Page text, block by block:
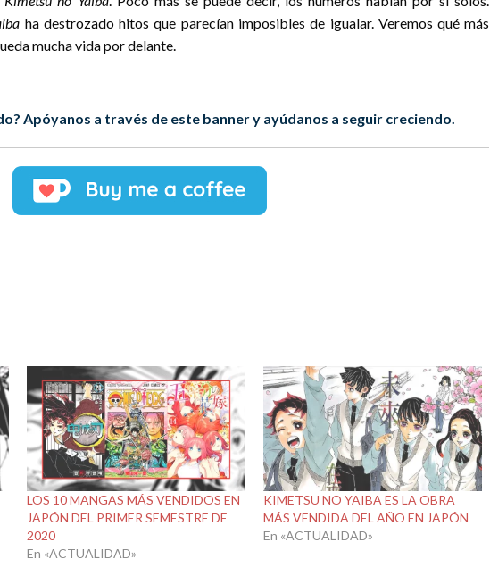
ha destrozado hitos que parecían imposibles de igualar. Veremos qué más
mucha vida por delante.
Apóyanos a través de este banner y ayúdanos a seguir creciendo.
LOS 10 MANGAS MÁS VENDIDOS EN
JAPÓN DEL PRIMER SEMESTRE DE
2020
En «ACTUALIDAD»
KIMETSU NO YAIBA ES LA OBRA
MÁS VENDIDA DEL AÑO EN JAPÓN
En «ACTUALIDAD»